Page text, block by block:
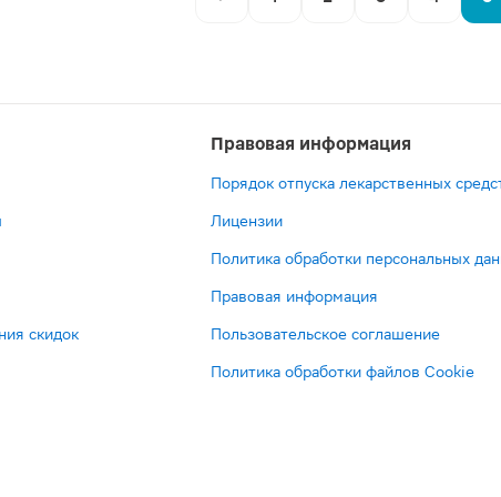
скидок
Правовая информация
Порядок отпуска лекарственных
Лицензии
Политика обработки персональных
Правовая информация
Пользовательское соглашение
Политика обработки файлов Cookie